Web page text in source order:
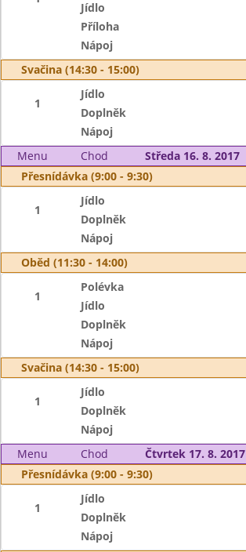
Jídlo
Příloha
Nápoj
Svačina (14:30 - 15:00)
1
Jídlo
Doplněk
Nápoj
Menu
Chod
Středa 16. 8. 2017
Přesnídávka (9:00 - 9:30)
1
Jídlo
Doplněk
Nápoj
Oběd (11:30 - 14:00)
1
Polévka
Jídlo
Doplněk
Nápoj
Svačina (14:30 - 15:00)
1
Jídlo
Doplněk
Nápoj
Menu
Chod
Čtvrtek 17. 8. 2017
Přesnídávka (9:00 - 9:30)
1
Jídlo
Doplněk
Nápoj